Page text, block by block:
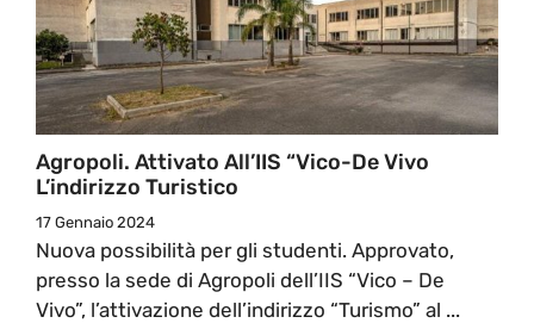
Agropoli. Attivato All’IIS “Vico-De Vivo
L’indirizzo Turistico
17 Gennaio 2024
Nuova possibilità per gli studenti. Approvato,
presso la sede di Agropoli dell’IIS “Vico – De
Vivo”, l’attivazione dell’indirizzo “Turismo” al ...